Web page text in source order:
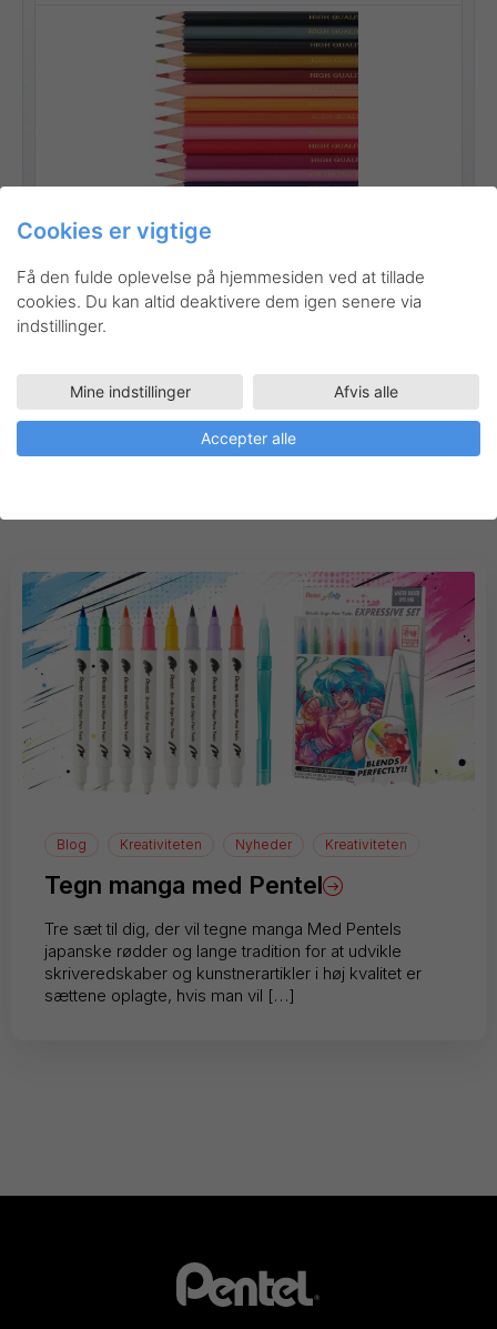
Blog Kreativiteten Nyheder Kreativiteten
Tegn manga med Pentel
Tre sæt til dig, der vil tegne manga Med Pentels
japanske rødder og lange tradition for at udvikle
skriveredskaber og kunstnerartikler i høj kvalitet er
sættene oplagte, hvis man vil […]
Cookies er vigtige
Få den fulde oplevelse på hjemmesiden ved at tillade
cookies. Du kan altid deaktivere dem igen senere via
indstillinger.
Mine indstillinger Afvis alle
Accepter alle